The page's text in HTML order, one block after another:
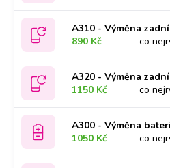
A310 - Výměna
890 Kč
co
A320 - Výměna
1150 Kč
co
A300 - Výměna
1050 Kč
co